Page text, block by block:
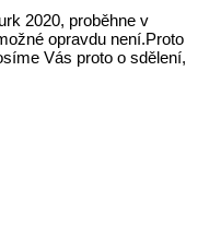
2020, proběhne v
opravdu není.Proto
Vás proto o sdělení,